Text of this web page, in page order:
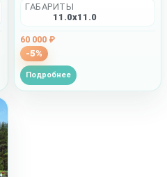
ГАБАРИТЫ
11.0x11.0
60 000 ₽
-5%
Подробнее